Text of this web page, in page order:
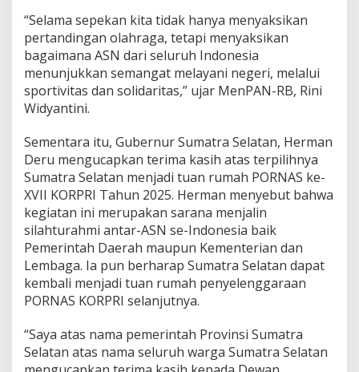
“Selama sepekan kita tidak hanya menyaksikan
pertandingan olahraga, tetapi menyaksikan
bagaimana ASN dari seluruh Indonesia
menunjukkan semangat melayani negeri, melalui
sportivitas dan solidaritas,” ujar MenPAN-RB, Rini
Widyantini.
Sementara itu, Gubernur Sumatra Selatan, Herman
Deru mengucapkan terima kasih atas terpilihnya
Sumatra Selatan menjadi tuan rumah PORNAS ke-
XVII KORPRI Tahun 2025. Herman menyebut bahwa
kegiatan ini merupakan sarana menjalin
silahturahmi antar-ASN se-Indonesia baik
Pemerintah Daerah maupun Kementerian dan
Lembaga. Ia pun berharap Sumatra Selatan dapat
kembali menjadi tuan rumah penyelenggaraan
PORNAS KORPRI selanjutnya.
“Saya atas nama pemerintah Provinsi Sumatra
Selatan atas nama seluruh warga Sumatra Selatan